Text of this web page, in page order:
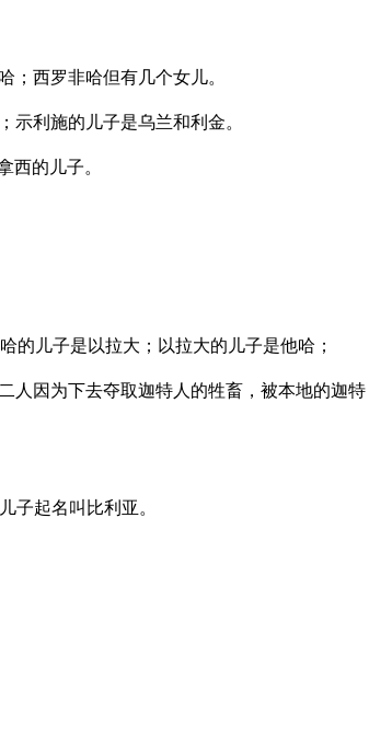
西罗非哈但有几个女儿。
利施的儿子是乌兰和利金。
的儿子。
的儿子是以拉大；以拉大的儿子是他哈；
人因为下去夺取迦特人的牲畜，被本地的迦特
起名叫比利亚。